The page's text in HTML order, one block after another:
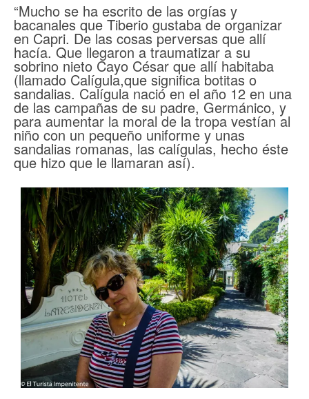
“Mucho se ha escrito de las orgías y
bacanales que Tiberio gustaba de organizar
en Capri. De las cosas perversas que allí
hacía. Que llegaron a traumatizar a su
sobrino nieto Cayo César que allí habitaba
(llamado Calígula,que significa botitas o
sandalias. Calígula nació en el año 12 en una
de las campañas de su padre, Germánico, y
para aumentar la moral de la tropa vestían al
niño con un pequeño uniforme y unas
sandalias romanas, las calígulas, hecho éste
que hizo que le llamaran así).